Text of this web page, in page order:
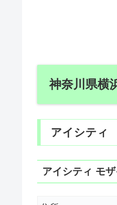
神奈川県横
アイシティ
アイシティ モ